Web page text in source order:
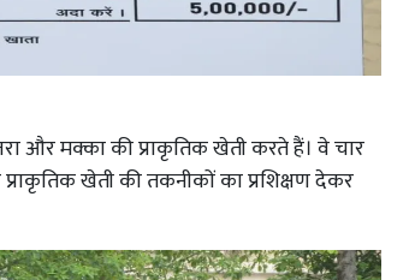
और मक्का की प्राकृतिक खेती करते हैं। वे चार
खेती की तकनीकों का प्रशिक्षण देकर